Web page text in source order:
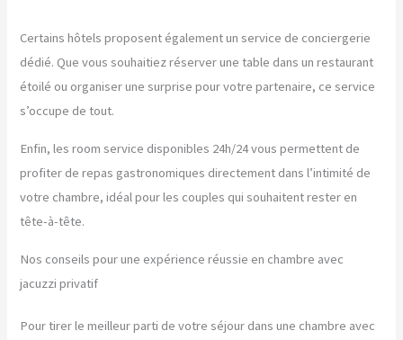
Certains hôtels proposent également un service de conciergerie
dédié. Que vous souhaitiez réserver une table dans un restaurant
étoilé ou organiser une surprise pour votre partenaire, ce service
s’occupe de tout.
Enfin, les room service disponibles 24h/24 vous permettent de
profiter de repas gastronomiques directement dans l’intimité de
votre chambre, idéal pour les couples qui souhaitent rester en
tête-à-tête.
Nos conseils pour une expérience réussie en chambre avec
jacuzzi privatif
Pour tirer le meilleur parti de votre séjour dans une chambre avec